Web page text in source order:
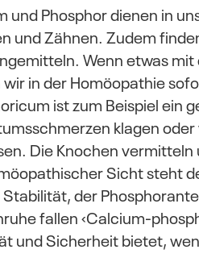
und Phosphor dienen in
und Zähnen. Zudem
Wenn etwas
in der Homöopathie
ist zum Beispiel ein
klagen
Die Knochen
Sicht steht
der
fallen ‹Calcium-
und Sicherheit bietet,